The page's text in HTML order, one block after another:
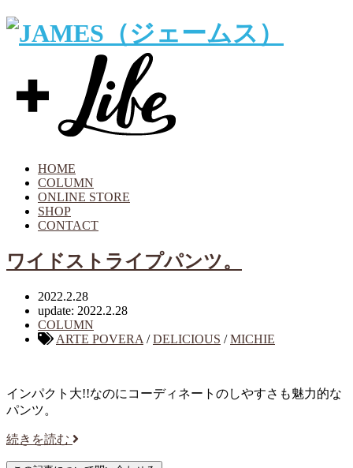
HOME
COLUMN
ONLINE STORE
SHOP
CONTACT
ワイドストライプパンツ。
2022.2.28
update: 2022.2.28
COLUMN
ARTE POVERA /DELICIOUS /MICHIE
インパクト大!!なのにコーディネートのしやすさも魅力的な
パンツ。
続きを読む